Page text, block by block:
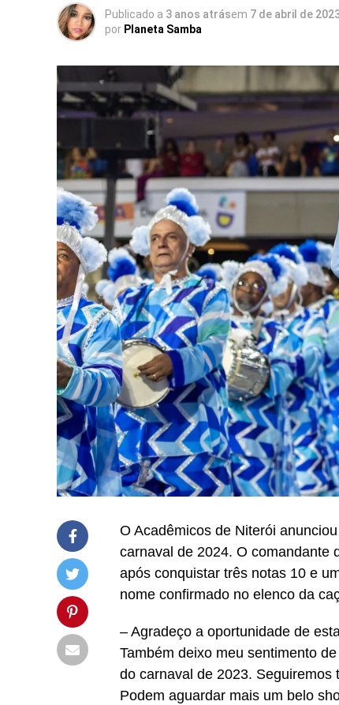
Publicado a 3 anos atrásem 7 de abril de
por Planeta Samba
O Acadêmicos de Niterói
carnaval de 2024. O comandante
após conquistar três notas 10 e
nome confirmado no elenco da
– Agradeço a oportunidade de
Também deixo meu sentimento
do carnaval de 2023. Seguiremos
Podem aguardar mais um belo